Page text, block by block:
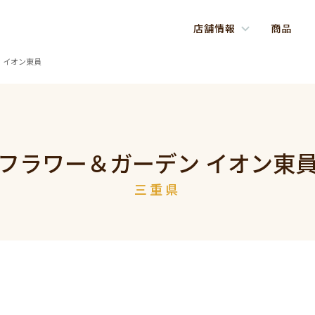
店舗情報 商品
オン東員
ラワー＆ガーデン イオン東
三重県